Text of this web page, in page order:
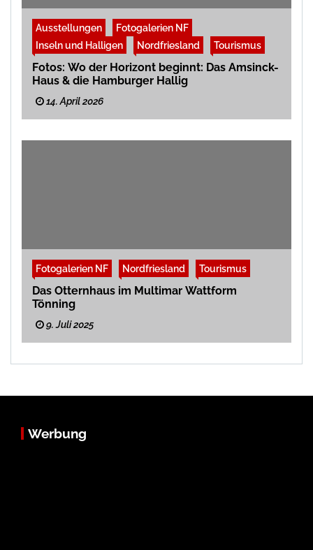
Ausstellungen
Fotogalerien NF
Inseln und Halligen
Nordfriesland Tourismus
Fotos: Wo der Horizont beginnt: Das Amsinck-
Haus & die Hamburger Hallig
14. April 2026
Fotogalerien NF Nordfriesland Tourismus
Das Otternhaus im Multimar Wattform
Tönning
9. Juli 2025
Werbung